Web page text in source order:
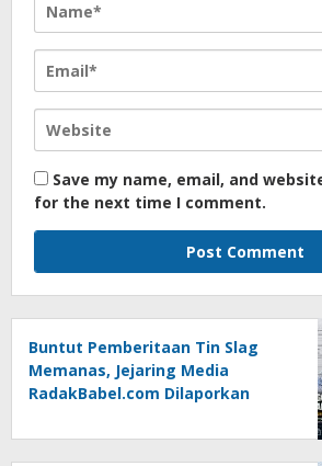
Save my name, email, and
for the next time I comment.
Buntut Pemberitaan Tin Slag
Memanas, Jejaring Media
RadakBabel.com Dilaporkan
Pers